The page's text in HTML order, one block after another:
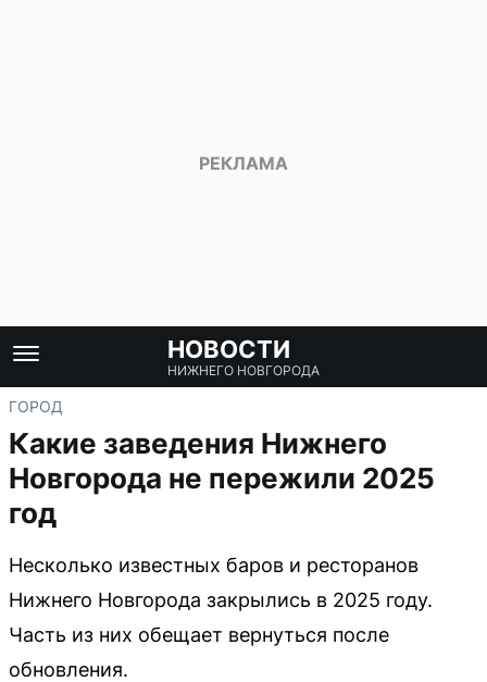
НОВОСТИ
НИЖНЕГО НОВГОРОДА
ГОРОД
Какие заведения Нижнего
Новгорода не пережили 2025
год
Несколько известных баров и ресторанов
Нижнего Новгорода закрылись в 2025 году.
Часть из них обещает вернуться после
обновления.